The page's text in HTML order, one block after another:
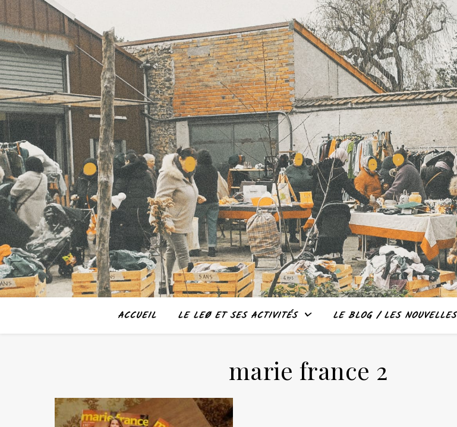
ACCUEIL LE LEØ ET SES ACTIVITÉS LE BLOG / LES NOUVELLES
marie france 2